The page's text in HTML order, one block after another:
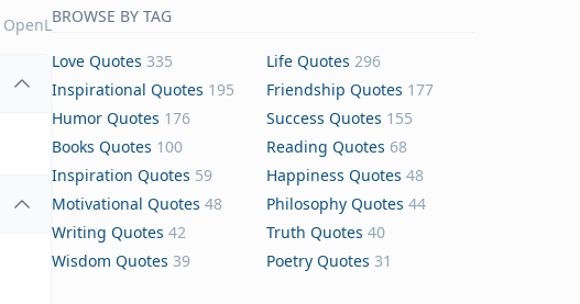
OpenLBROWSE BY TAG
Love Quotes 335 Life Quotes 296
Inspirational Quotes 195 Friendship Quotes 177
Humor Quotes 176 Success Quotes 155
Books Quotes 100 Reading Quotes 68
Inspiration Quotes 59 Happiness Quotes 48
Motivational Quotes 48 Philosophy Quotes 44
Writing Quotes 42 Truth Quotes 40
Wisdom Quotes 39 Poetry Quotes 31